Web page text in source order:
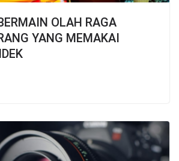
OLAH RAGA
YANG MEMAKAI